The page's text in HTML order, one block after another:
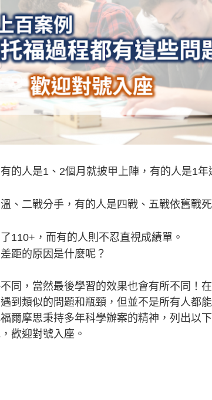
的人是1、2個月就披甲上陣，有的人是1年
、二戰分手，有的人是四戰、五戰依舊戰
110+，而有的人則不忍直視成績單。
距的原因是什麼呢？
同，當然最後學習的效果也會有所不同！
到類似的問題和瓶頸，但並不是所有人都能
爾摩思秉持多年科學辦案的精神，列出以
歡迎對號入座。